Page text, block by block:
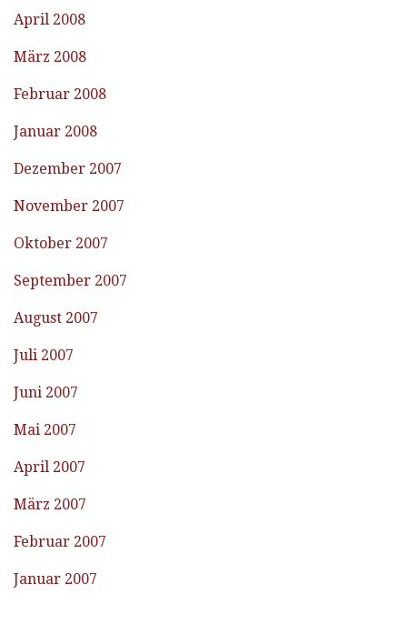
April 2008
März 2008
Februar 2008
Januar 2008
Dezember 2007
November 2007
Oktober 2007
September 2007
August 2007
Juli 2007
Juni 2007
Mai 2007
April 2007
März 2007
Februar 2007
Januar 2007